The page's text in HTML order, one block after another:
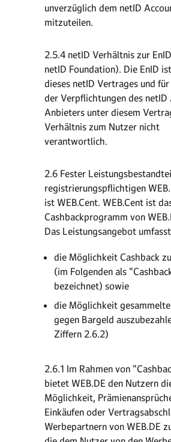
unverzüglich dem netID
mitzuteilen.
2.5.4 netID Verhältnis zur
netID Foundation). Die EnID
dieses netID Vertrages und
der Verpflichtungen des netID
Anbieters unter diesem
Verhältnis zum Nutzer nicht
verantwortlich.
2.6 Fester
registrierungspflichtigen
ist WEB.Cent. WEB.Cent ist
Cashbackprogramm von
Das Leistungsangebot
die Möglichkeit Cashback
(im Folgenden als
bezeichnet) sowie
die Möglichkeit
gegen Bargeld
Ziffern 2.6.2)
2.6.1 Im Rahmen von
bietet WEB.DE den Nutzern
Möglichkeit,
Einkäufen oder
Werbepartnern von WEB.DE